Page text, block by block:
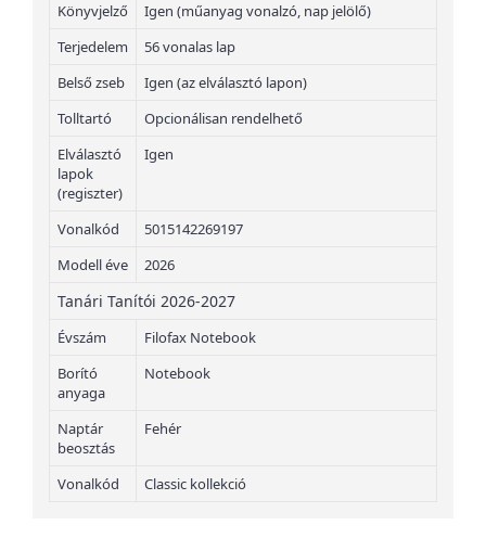
Könyvjelző
Igen (műanyag vonalzó, nap jelölő)
Terjedelem
56 vonalas lap
Belső zseb
Igen (az elválasztó lapon)
Tolltartó
Opcionálisan rendelhető
Elválasztó
lapok
(regiszter)
Igen
Vonalkód
5015142269197
Modell éve
2026
Tanári Tanítói 2026-2027
Évszám
Filofax Notebook
Borító
anyaga
Notebook
Naptár
beosztás
Fehér
Vonalkód Classic kollekció